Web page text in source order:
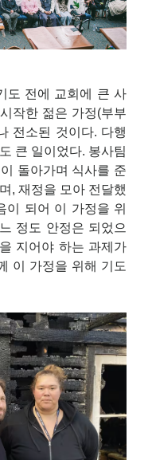
도 전에 교회에 큰 사
작한 젊은 가정(부부
전소된 것이다. 다행
큰 일이었다. 봉사팀
돌아가며 식사를 준
, 재정을 모아 전달했
이 되어 이 가정을 위
정도 안정은 되었으
지어야 하는 과제가
이 가정을 위해 기도